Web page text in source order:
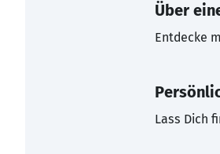
Über
Entdecke
Lass Dich